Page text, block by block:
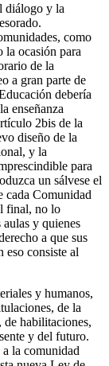
diálogo y la
como
la ocasión para
de la
a gran parte de
debería
enseñanza
2bis de la
diseño de la
y la
para
un sálvese el
cada Comunidad
final, no lo
aulas y quienes
a que sus
eso consiste al
y humanos,
de la
habilitaciones,
y del futuro.
la comunidad